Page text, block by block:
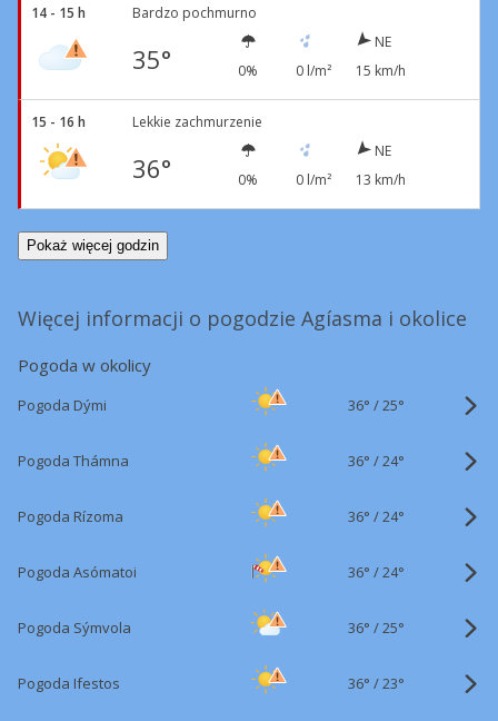
14 - 15 h Bardzo pochmurno
35° 0% 0 l/m²
NE
15 km/h
15 - 16 h Lekkie zachmurzenie
36° 0% 0 l/m²
NE
13 km/h
Pokaż więcej godzin
Więcej informacji o pogodzie Agíasma i okolice
Pogoda w okolicy
Pogoda Dými 36° /25°
Pogoda Thámna 36° /24°
Pogoda Rízoma 36° /24°
Pogoda Asómatoi 36° /24°
Pogoda Sýmvola 36° /25°
Pogoda Ifestos 36° /23°